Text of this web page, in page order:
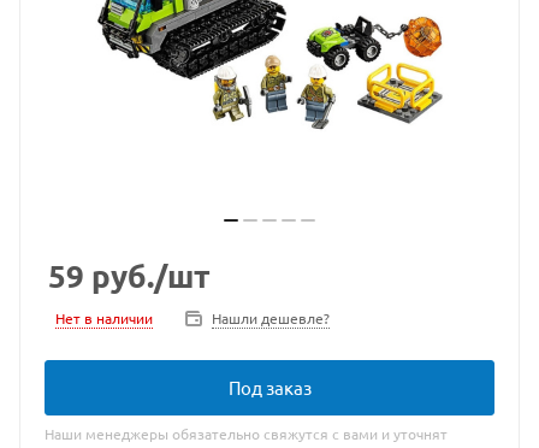
59 руб./шт
Нет в наличии Нашли дешевле?
Под заказ
Наши менеджеры обязательно свяжутся с вами и уточнят